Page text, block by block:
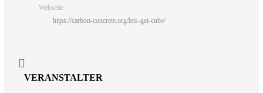
Webseite
https://carbon-concrete.org/lets-get-cube/
VERANSTALTER